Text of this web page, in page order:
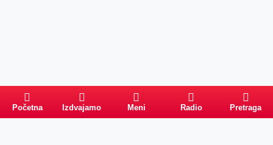
Početna Izdvajamo Meni Radio Pretraga